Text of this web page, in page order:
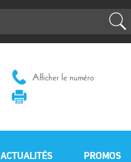
Afficher le numéro
ACTUALITÉS PROMOS